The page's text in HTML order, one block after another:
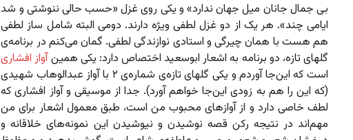
بی جمال جانان میل جهان ندارد» و یکی روی غزل «حسب حالی ننوشتی و شد
ایامی چند». هر یک از دو غزل لطفی ویژه دارند. دومی البته شامل ساز لطفی
هم هست با همان چیرگی و استادی نوازندگی لطفی. گمان می‌کنم در برنامه‌ی
گلهای تازه، دو برنامه به اشعار ابوسعید اختصاص دارد: یکی همینآواز افشاری
است که این‌جا آوردم و یکی گلهای تازه‌ی شماره‌ی ۲ با آواز عبدالوهاب شهیدی
(که این را هم به زودی این‌جا خواهم آورد). جدا از موسیقی و آواز افشاری که
لطف خاصی دارد و از آوازهای محبوب من است، طبق معمول اشعار برای من
مهم‌اند در نتیجه رکن قصه نوشیدن و نیوشیدن این نمونه‌های خلاقانه و